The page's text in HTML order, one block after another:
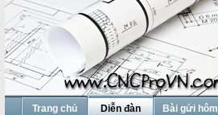
Trang chủ Diễn đàn Bài gửi